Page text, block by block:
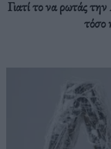
Γιατί το να ρωτάς
τόσο